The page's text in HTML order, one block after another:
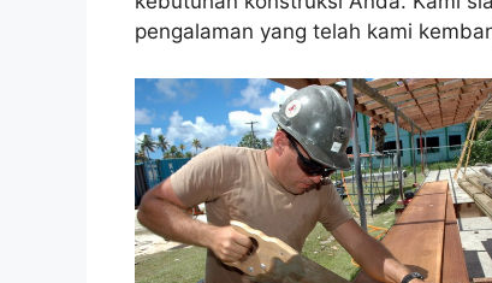
pengalaman yang telah kami